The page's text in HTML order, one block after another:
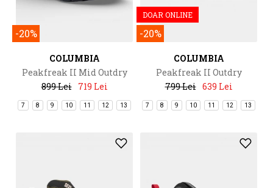
-20%
COLUMBIA
Peakfreak II Mid Outdry
899 Lei
719 Lei
7 8 9 10 11 12 13
DOAR ONLINE
-20%
COLUMBIA
Peakfreak II Outdry
799 Lei 639 Lei
7 8 9 10 11 12 13